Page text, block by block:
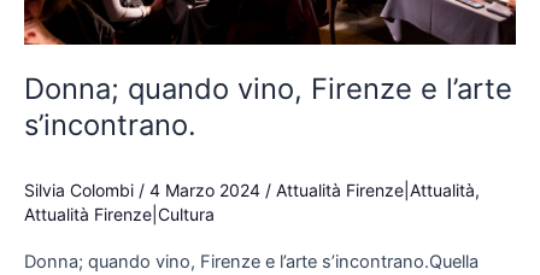
Donna; quando vino, Firenze e l’arte
s’incontrano.
Silvia Colombi / 4 Marzo 2024 / Attualità Firenze|Attualità,
Attualità Firenze|Cultura
Donna; quando vino, Firenze e l’arte s’incontrano.Quella